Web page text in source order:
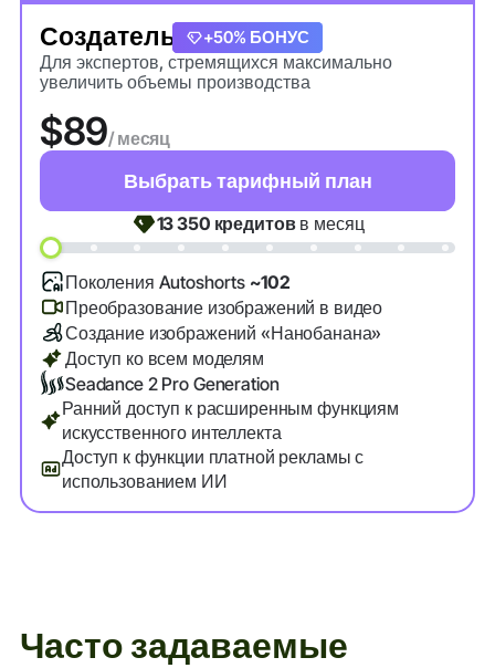
Создатель
Для экспертов, стремящихся максимально
увеличить объемы производства
$89/ месяц
Выбрать тарифный план
+20% БОНУС
+50% БОНУС
13 350 кредитовв месяц
Поколения Autoshorts ~102
Преобразование изображений в видео
Создание изображений «Нанобанана»
Доступ ко всем моделям
Seadance 2 Pro Generation
Ранний доступ к расширенным функциям
искусственного интеллекта
Доступ к функции платной рекламы с
использованием ИИ
Часто задаваемые